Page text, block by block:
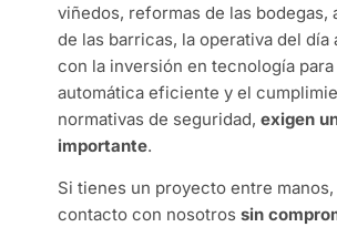
viñedos, reformas de las bodegas,
de las barricas, la operativa del día
con la inversión en tecnología
automática eficiente y el
normativas de seguridad, exigen
importante.
Si tienes un proyecto entre
contacto con nosotros sin